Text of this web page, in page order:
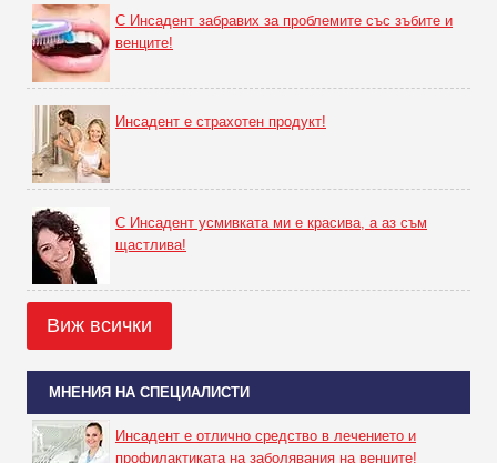
С Инсадент забравих за проблемите със зъбите и
венците!
Инсадент е страхотен продукт!
С Инсадент усмивката ми е красива, а аз съм
щастлива!
Виж всички
МНЕНИЯ НА СПЕЦИАЛИСТИ
Инсадент е отлично средство в лечението и
профилактиката на заболявания на венците!